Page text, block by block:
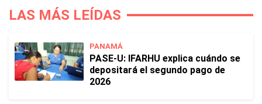
LAS MÁS LEÍDAS
PANAMÁ
PASE-U: IFARHU explica cuándo se
depositará el segundo pago de
2026